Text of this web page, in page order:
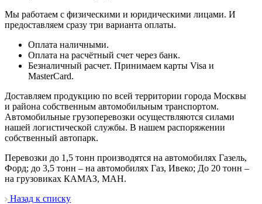
Мы работаем с физическими и юридическими лицами. И
предоставляем сразу три варианта оплаты.
Оплата наличными.
Оплата на расчётный счет через банк.
Безналичный расчет. Принимаем карты Visa и
MasterCard.
Доставляем продукцию по всей территории города Москвы
и района собственным автомобильным транспортом.
Автомобильные грузоперевозки осуществляются силами
нашей логистической службы. В нашем распоряжении
собственный автопарк.
Перевозки до 1,5 тонн производятся на автомобилях Газель,
Форд; до 3,5 тонн – на автомобилях Газ, Ивеко; До 20 тонн –
на грузовиках КАМАЗ, МАН.
Назад к списку